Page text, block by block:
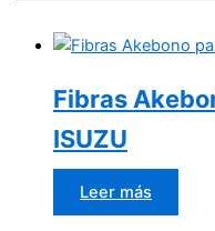
Fibras
ISUZU
Leer más